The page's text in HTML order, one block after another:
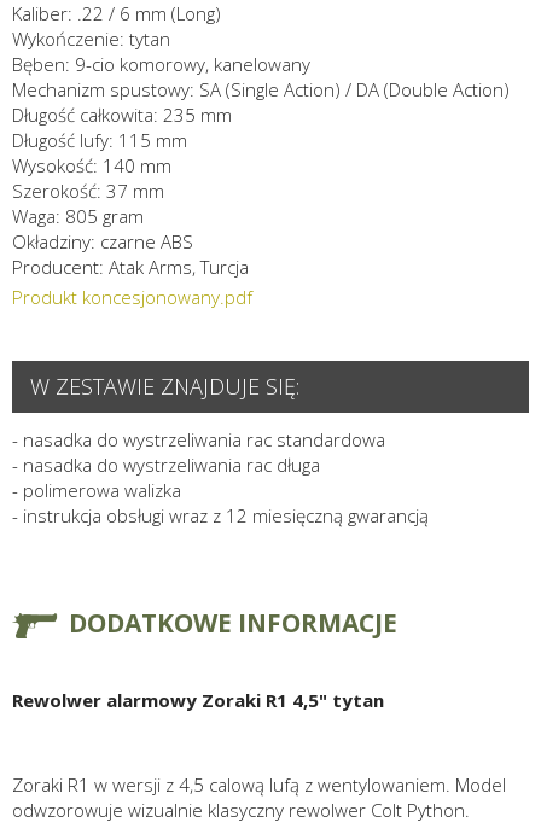
Kaliber: .22 / 6 mm (Long)
Wykończenie: tytan
Bęben: 9-cio komorowy, kanelowany
Mechanizm spustowy: SA (Single Action) / DA (Double Action)
Długość całkowita: 235 mm
Długość lufy: 115 mm
Wysokość: 140 mm
Szerokość: 37 mm
Waga: 805 gram
Okładziny: czarne ABS
Producent: Atak Arms, Turcja
Produkt koncesjonowany.pdf
W ZESTAWIE ZNAJDUJE SIĘ:
- nasadka do wystrzeliwania rac standardowa
- nasadka do wystrzeliwania rac długa
- polimerowa walizka
- instrukcja obsługi wraz z 12 miesięczną gwarancją
DODATKOWE INFORMACJE
Rewolwer alarmowy Zoraki R1 4,5" tytan
Zoraki R1 w wersji z 4,5 calową lufą z wentylowaniem. Model
odwzorowuje wizualnie klasyczny rewolwer Colt Python.